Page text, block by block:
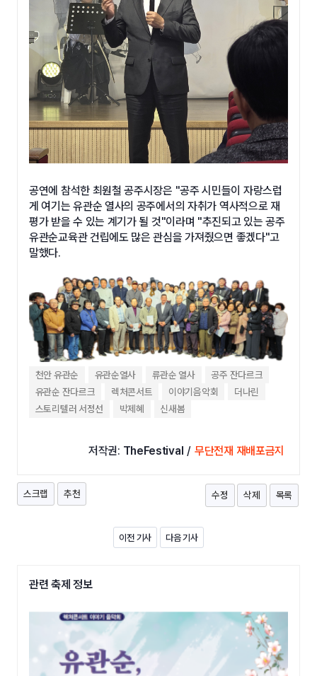
공연에 참석한 최원철 공주시장은 "공주 시민들이 자랑스럽
게 여기는 유관순 열사의 공주에서의 자취가 역사적으로 재
평가 받을 수 있는 계기가 될 것"이라며 "추진되고 있는 공주
유관순교육관 건립에도 많은 관심을 가져줬으면 좋겠다"고
말했다.
천안 유관순 유관순열사 류관순 열사
공주 잔다르크
유관순 잔다르크
렉처콘서트 이야기음악회
더나린
스토리텔러 서정선
박제혜 신새봄
저작권: TheFestival / 무단전재 재배포금지
수정 삭제 목록
스크랩 추천
이전 기사 다음 기사
관련 축제 정보